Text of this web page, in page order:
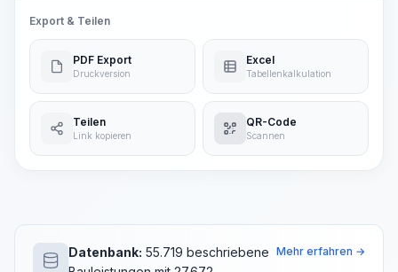
Export & Teilen
PDF Export
Druckversion
Excel
Tabellenkalkulation
Teilen
Link kopieren
QR-Code
Scannen
Datenbank: 55.719 beschriebene Mehr erfahren →